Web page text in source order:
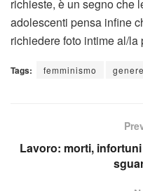
richieste, è un segno che
adolescenti pensa infine
richiedere foto intime al/
Tags: femminismo genere
Lavoro: morti,